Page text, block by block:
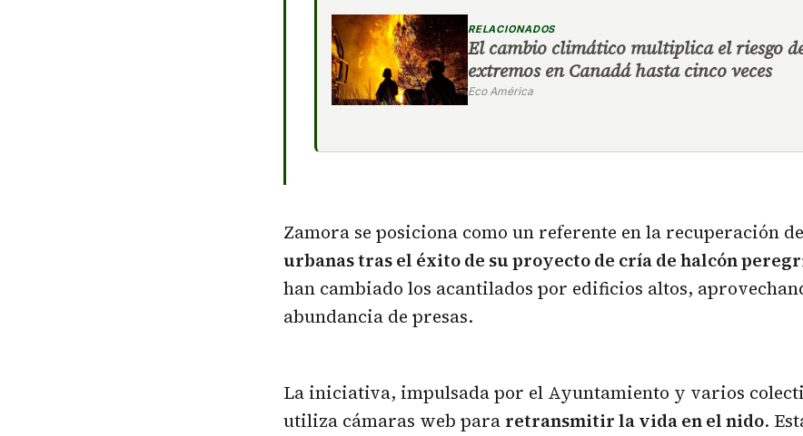
RELACIONADOS
El cambio climático multiplica el riesgo
extremos en Canadá hasta cinco veces
Eco América
Zamora se posiciona como un referente en la recuperación de
urbanas tras el éxito de su proyecto de cría de halcón
han cambiado los acantilados por edificios altos,
abundancia de presas.
La iniciativa, impulsada por el Ayuntamiento y varios
utiliza cámaras web para retransmitir la vida en el nido.